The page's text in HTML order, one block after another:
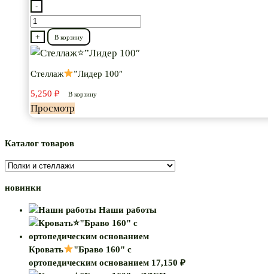
-
Количество
товара
Стеллаж
”Лидер
100″
+ В корзину
Стеллаж ”Лидер 100″
5,250 ₽ В корзину
Просмотр
Каталог товаров
новинки
Наши работы
Кровать
"Браво 160" с
ортопедическим основанием 17,150 ₽